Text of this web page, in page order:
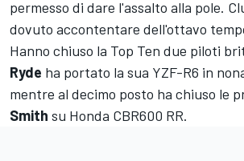
permesso di dare l'assalto alla pole.
dovuto accontentare dell'ottavo
Hanno chiuso la Top Ten due piloti
Ryde ha portato la sua YZF-R6 in
mentre al decimo posto ha chiuso le
Smith su Honda CBR600 RR.